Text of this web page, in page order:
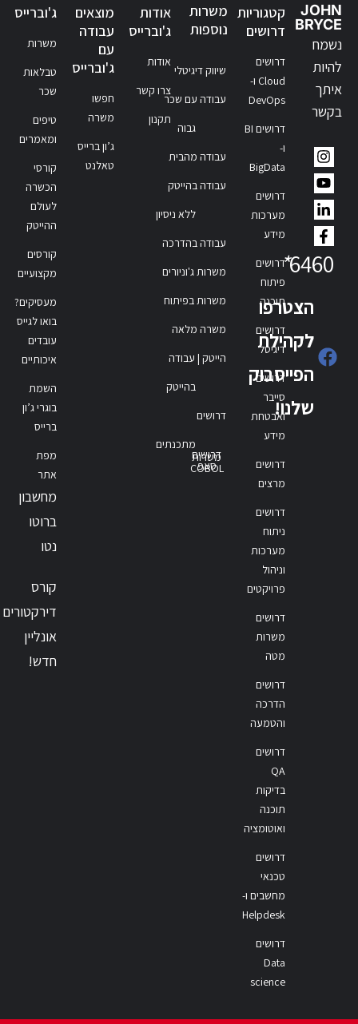
JOHN
BRYCE
נשמח
להיות
איתך
בקשר
6460
*
הצטרפו
לקהילת
הפייסבוק
שלנו!
קטגוריות
דרושים
דרושים
Cloud ו-
DevOps
דרושים BI
ו-
BigData
דרושים
מערכות
מידע
דרושים
פיתוח
תוכנה
דרושים
דיגיטל
דרושים
סייבר
ואבטחת
מידע
דרושים
מרצים
דרושים
ניתוח
מערכות
וניהול
פרויקטים
דרושים
משרות
מטה
דרושים
הדרכה
והטמעה
דרושים
QA
בדיקות
תוכנה
ואוטומציה
דרושים
טכנאי
מחשבים ו-
Helpdesk
דרושים
Data
science
משרות
נוספות
שיווק דיגיטלי
עבודה עם שכר
גבוה
עבודה מהבית
עבודה בהייטק
ללא ניסיון
עבודה בהדרכה
משרות ג'וניורים
משרות בפיתוח
משרה מלאה
הייטק | עבודה
בהייטק
דרושים
מתכנתים
דרושים
סאפ
משרות
COBOL
אודות
ג'וברייס
אודות
צרו קשר
תקנון
מוצאים
עבודה
עם
ג'וברייס
חפשו
משרה
ג’ון ברייס
טאלנט
ג'וברייס
משרות
טבלאות
שכר
טיפים
ומאמרים
קורסי
הכשרה
לעולם
ההייטק
קורסים
מקצועיים
מעסיקים?
בואו לגייס
עובדים
איכותיים
השמת
בוגרי ג’ון
ברייס
מפת
אתר
מחשבון
ברוטו
נטו
קורס
דירקטורים
אונליין
חדש!